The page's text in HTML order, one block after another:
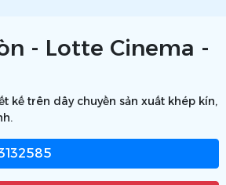
- Lotte Cinema -
kế trên dây chuyền sản xuất khép kín,